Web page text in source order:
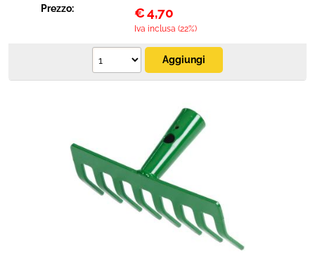
Prezzo:
€4,70
Iva inclusa (22%)